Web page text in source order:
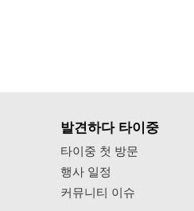
발견하다 타이중
타이중 첫 방문
행사 일정
커뮤니티 이슈